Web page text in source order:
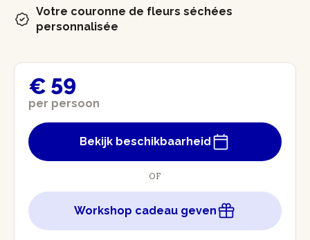
Votre couronne de fleurs séchées
personnalisée
€ 59
per persoon
Bekijk beschikbaarheid
OF
Workshop cadeau geven